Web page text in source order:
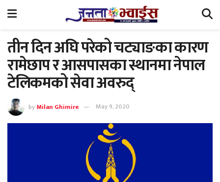
तीन दिन अघि परेको चट्याङका कारण
रामेछाप र आसपासका स्थानमा नेपाल
टेलिकमको सेवा अवरुद्
byMilan Ghimire May 9, 2020